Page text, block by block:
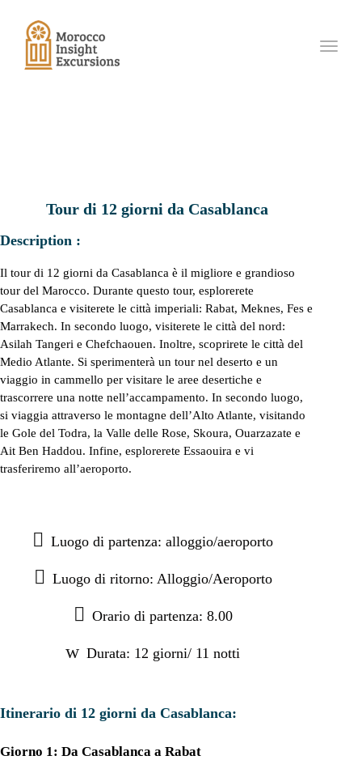
Toggle
Tour di 12 giorni da Casablanca
Description :
Il tour di 12 giorni da Casablanca è il migliore e grandioso
tour del Marocco. Durante questo tour, esplorerete
Casablanca e visiterete le città imperiali: Rabat, Meknes, Fes e
Marrakech. In secondo luogo, visiterete le città del nord:
Asilah Tangeri e Chefchaouen. Inoltre, scoprirete le città del
Medio Atlante. Si sperimenterà un tour nel deserto e un
viaggio in cammello per visitare le aree desertiche e
trascorrere una notte nell’accampamento. In secondo luogo,
si viaggia attraverso le montagne dell’Alto Atlante, visitando
le Gole del Todra, la Valle delle Rose, Skoura, Ouarzazate e
Ait Ben Haddou. Infine, esplorerete Essaouira e vi
trasferiremo all’aeroporto.
Luogo di partenza: alloggio/aeroporto
Luogo di ritorno: Alloggio/Aeroporto
Orario di partenza: 8.00
Durata: 12 giorni/ 11 notti
Itinerario di 12 giorni da Casablanca:
Giorno 1: Da Casablanca a Rabat